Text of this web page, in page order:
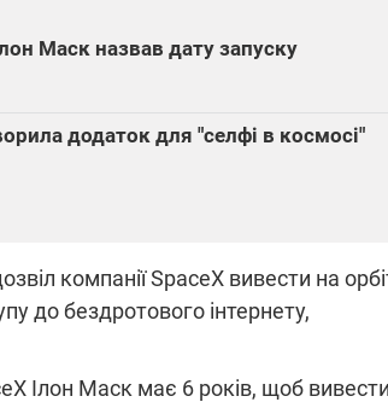
Маск назвав дату запуску
додаток для "селфі в космосі"
компанії SpaceX вивести на
до бездротового інтернету,
Ілон Маск має 6 років, щоб
ПЛІВКИ МІНДІЧА: СПРАВА
Нова підозра у справі Міндіча: